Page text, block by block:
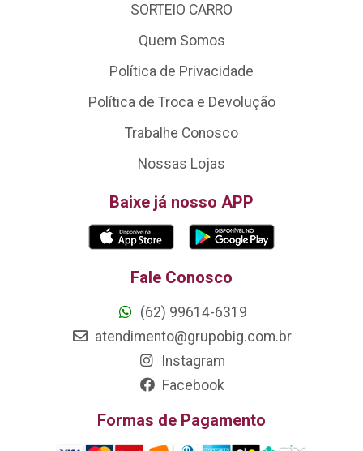
SORTEIO CARRO
Quem Somos
Política de Privacidade
Política de Troca e Devolução
Trabalhe Conosco
Nossas Lojas
Baixe já nosso APP
Fale Conosco
(62) 99614-6319
atendimento@grupobig.com.br
Instagram
Facebook
Formas de Pagamento